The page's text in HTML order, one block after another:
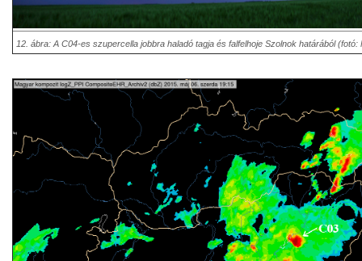
12. ábra: A C04-es szupercella jobbra haladó tagja és falfelhoje Szolnok határából